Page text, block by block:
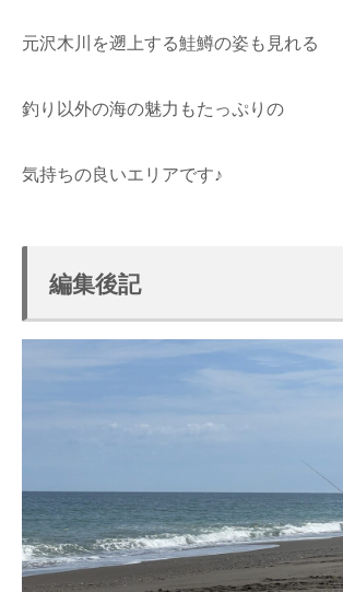
元沢木川を遡上する鮭鱒の姿も見れる
釣り以外の海の魅力もたっぷりの
気持ちの良いエリアです♪
編集後記